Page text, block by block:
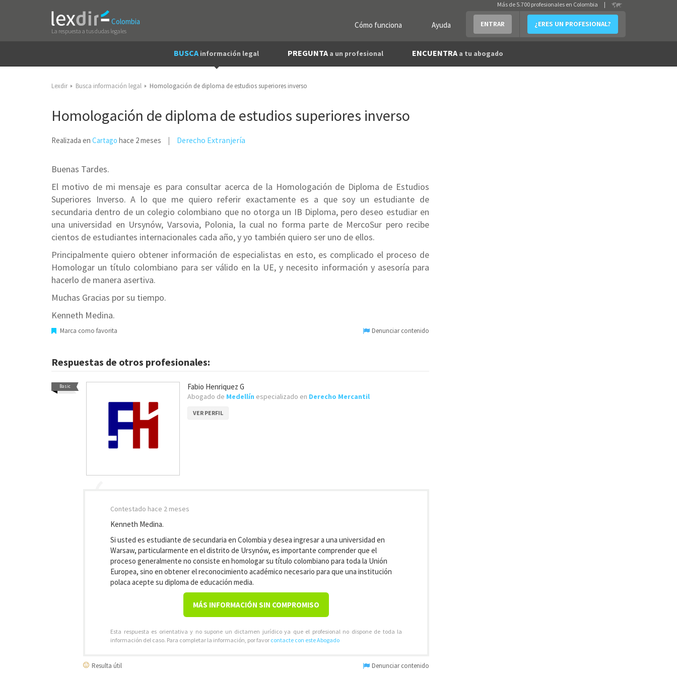
Colombia
La respuesta a tus dudas legales
Cómo funciona Ayuda ENTRAR ¿ERES UN PROFESIONAL?
Más de 5.700 profesionales en Colombia |
BUSCA información legal PREGUNTA a un profesional ENCUENTRA a tu abogado
Lexdir Busca información legal Homologación de diploma de estudios superiores inverso
Homologación de diploma de estudios superiores inverso
Realizada en Cartago hace 2 meses Derecho Extranjería
Buenas Tardes.
El motivo de mi mensaje es para consultar acerca de la Homologación de Diploma de Estudios
Superiores Inverso. A lo que me quiero referir exactamente es a que soy un estudiante de
secundaria dentro de un colegio colombiano que no otorga un IB Diploma, pero deseo estudiar en
una universidad en Ursynów, Varsovia, Polonia, la cual no forma parte de MercoSur pero recibe
cientos de estudiantes internacionales cada año, y yo también quiero ser uno de ellos.
Principalmente quiero obtener información de especialistas en esto, es complicado el proceso de
Homologar un título colombiano para ser válido en la UE, y necesito información y asesoría para
hacerlo de manera asertiva.
Muchas Gracias por su tiempo.
Kenneth Medina.
Marca como favorita Denunciar contenido
Respuestas de otros profesionales:
Basic Fabio Henriquez G
Abogado de Medellín especializado en Derecho Mercantil
VER PERFIL
Contestado hace 2 meses
Kenneth Medina.
Si usted es estudiante de secundaria en Colombia y desea ingresar a una universidad en
Warsaw, particularmente en el distrito de Ursynów, es importante comprender que el
proceso generalmente no consiste en homologar su título colombiano para toda la Unión
Europea, sino en obtener el reconocimiento académico necesario para que una institución
polaca acepte su diploma de educación media.
MÁS INFORMACIÓN SIN COMPROMISO
Esta respuesta es orientativa y no supone un dictamen jurídico ya que el profesional no dispone de toda la
información del caso. Para completar la información, por favor contacte con este Abogado
Resulta útil Denunciar contenido